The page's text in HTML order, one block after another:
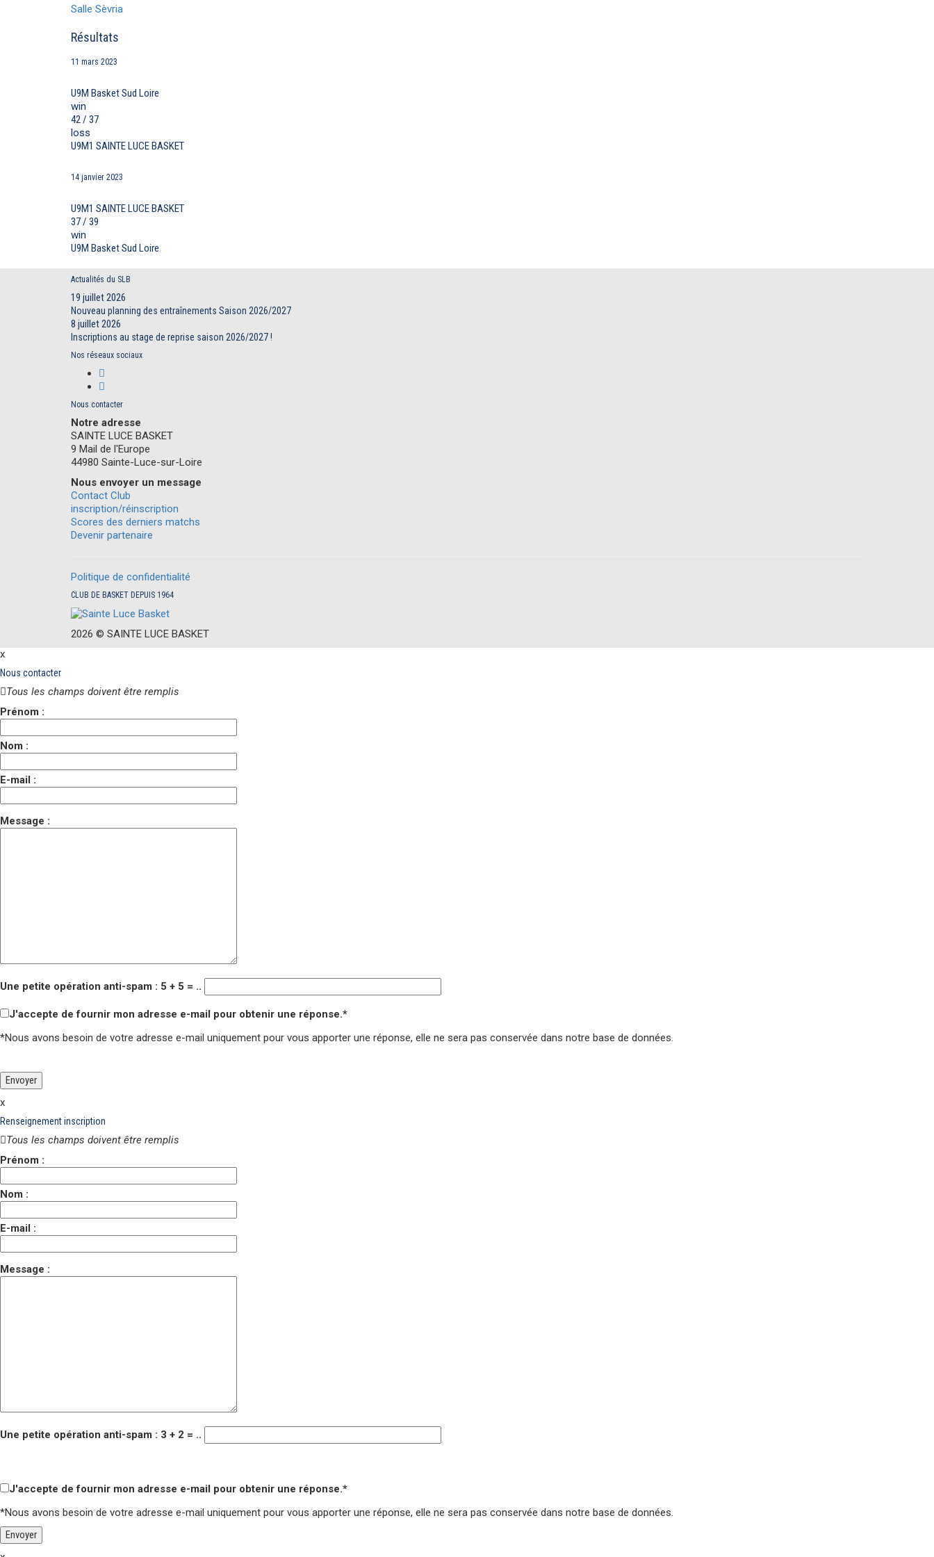
Salle Sèvria
Résultats
11 mars 2023
U9M Basket Sud Loire
win
42 / 37
loss
U9M1 SAINTE LUCE BASKET
14 janvier 2023
U9M1 SAINTE LUCE BASKET
37 / 39
win
U9M Basket Sud Loire
Actualités du SLB
19 juillet 2026
Nouveau planning des entraînements Saison 2026/2027
8 juillet 2026
Inscriptions au stage de reprise saison 2026/2027 !
Nos réseaux sociaux
Nous contacter
Notre adresse
SAINTE LUCE BASKET
9 Mail de l'Europe
44980 Sainte-Luce-sur-Loire
Nous envoyer un message
Contact Club
inscription/réinscription
Scores des derniers matchs
Devenir partenaire
Politique de confidentialité
CLUB DE BASKET DEPUIS 1964
2026 © SAINTE L UCE BASKET
x
Nous contacter
Tous les champs doivent être remplis
Prénom :
Nom :
E-mail :
Message :
Une petite opération anti-spam : 5 + 5 = ..
J'accepte de fournir mon adresse e-mail pour obtenir une réponse.*
*Nous avons besoin de votre adresse e-mail uniquement pour vous apporter une réponse, elle ne sera pas conservée dans notre base de données.
Veuillez laisser ce champ vide.
x
Renseignement inscription
Tous les champs doivent être remplis
Prénom :
Nom :
E-mail :
Message :
Une petite opération anti-spam : 3 + 2 = ..
J'accepte de fournir mon adresse e-mail pour obtenir une réponse.*
*Nous avons besoin de votre adresse e-mail uniquement pour vous apporter une réponse, elle ne sera pas conservée dans notre base de données.